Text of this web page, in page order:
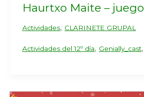
Haurtxo Maite – juego
Actividades, CLARINETE GRUPAL
Actividades del 12º día, Genially_cast,